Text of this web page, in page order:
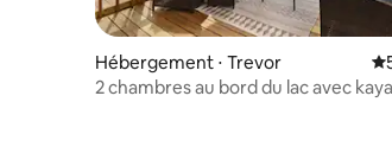
Hébergement ⋅ Trevor
2 chambres au bord du lac avec